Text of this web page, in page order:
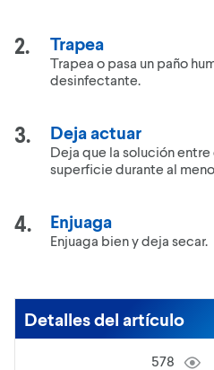
Trapea
Trapea o pasa un paño
desinfectante.
Deja actuar
Deja que la solución
superficie durante al
Enjuaga
Enjuaga bien y deja secar.
Detalles del artículo
578